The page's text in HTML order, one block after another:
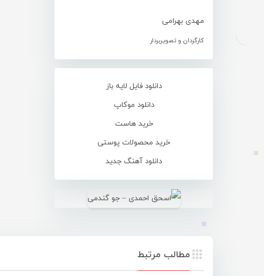
مهدی بهرامی
کارگردان و تصویربردار
دانلود فایل لایه باز
دانلود موکاپ
خرید هاست
خرید محصولات پوستی
دانلود آهنگ جدید
مطالب مرتبط